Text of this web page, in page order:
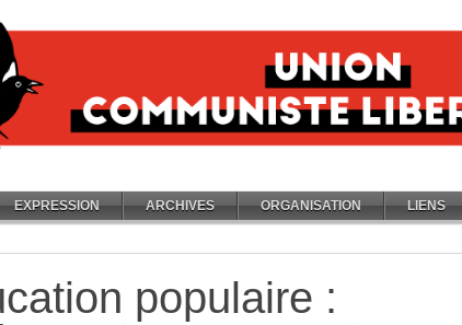
EXPRESSION ARCHIVES ORGANISATION LIENS
populaire :